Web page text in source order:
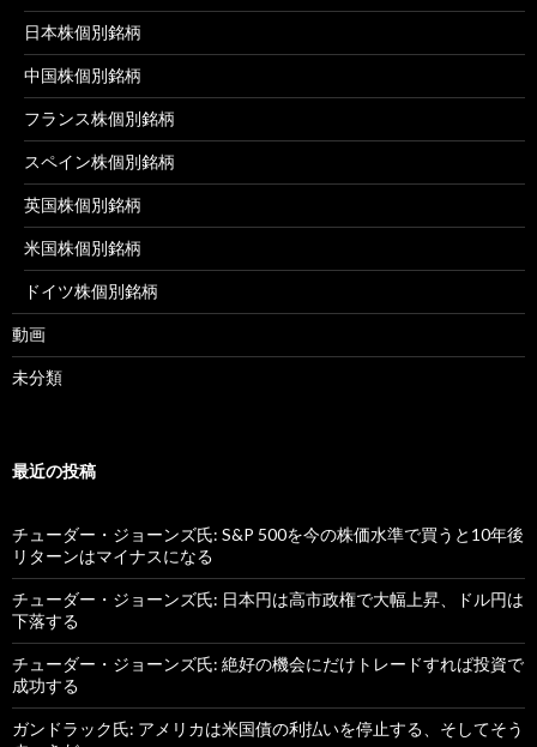
日本株個別銘柄
中国株個別銘柄
フランス株個別銘柄
スペイン株個別銘柄
英国株個別銘柄
米国株個別銘柄
ドイツ株個別銘柄
動画
未分類
最近の投稿
チューダー・ジョーンズ氏: S&P 500を今の株価水準で買うと10年後
リターンはマイナスになる
チューダー・ジョーンズ氏: 日本円は高市政権で大幅上昇、ドル円は
下落する
チューダー・ジョーンズ氏: 絶好の機会にだけトレードすれば投資で
成功する
ガンドラック氏: アメリカは米国債の利払いを停止する、そしてそう